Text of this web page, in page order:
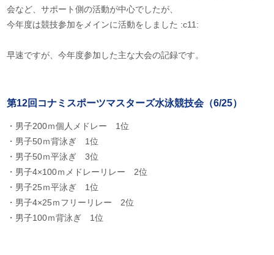
会など、サポート側の活動が中心でしたが、
今年度は競技参加をメインに活動をしました :c11:
早速ですが、今年度参加した主な大会の記録です。
第12回コナミスポーツマスターズ水泳競技会（6/25）
・男子200ｍ個人メドレー 1位
・男子50ｍ背泳ぎ 1位
・男子50ｍ平泳ぎ 3位
・男子4×100ｍメドレーリレー 2位
・男子25ｍ平泳ぎ 1位
・男子4×25ｍフリーリレー 2位
・男子100ｍ背泳ぎ 1位